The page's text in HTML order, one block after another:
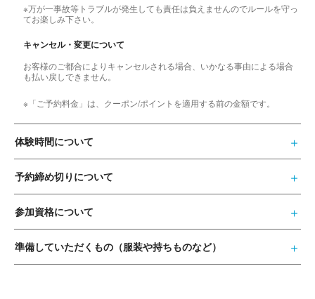
※万が一事故等トラブルが発生しても責任は負えませんのでルールを守っ
てお楽しみ下さい。
キャンセル・変更について
お客様のご都合によりキャンセルされる場合、いかなる事由による場合
も払い戻しできません。
※「ご予約料金」は、クーポン/ポイントを適用する前の金額です。
体験時間について
予約締め切りについて
参加資格について
準備していただくもの（服装や持ちものなど）